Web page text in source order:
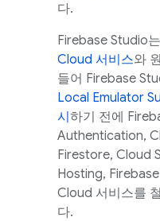
다.
Firebase Studio는
Cloud 서비스와
들어 Firebase
Local Emulator
시 하기 전에
Authentication,
Firestore, Cloud
Hosting,
Cloud 서비스를
다.